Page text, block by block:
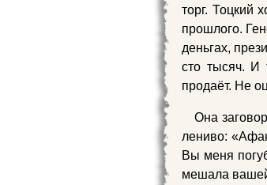
торг. Тоцкий
прошлого.
деньгах,
сто тысяч. И
продаёт. Не
Она
лениво:
Вы меня
мешала